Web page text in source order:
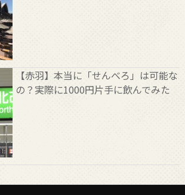
【赤羽】本当に「せんべろ」は可能な
の？実際に1000円片手に飲んでみた